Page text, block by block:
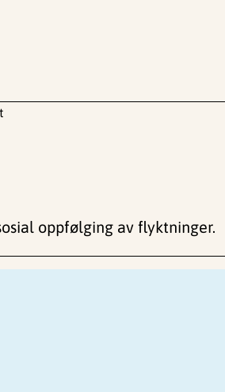
oppfølging av flyktninger.